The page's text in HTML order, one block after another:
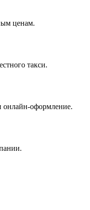
ценам.
такси.
оформление.